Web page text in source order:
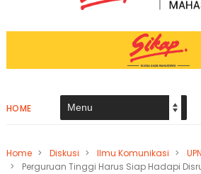
HOME
Home > Diskusi > Ilmu Komunikasi >
>
Perguruan Tinggi Harus Siap Hadapi